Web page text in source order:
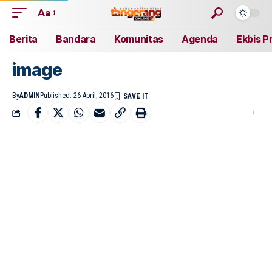
Aa
Berita Bandara Komunitas Agenda Ekbis
image
ByADMIN Published: 26 April, 2016